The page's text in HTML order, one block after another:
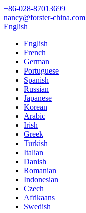
+86-028-87013699
nancy@forster-china.com
English
English
French
German
Portuguese
Spanish
Russian
Japanese
Korean
Arabic
Irish
Greek
Turkish
Italian
Danish
Romanian
Indonesian
Czech
Afrikaans
Swedish